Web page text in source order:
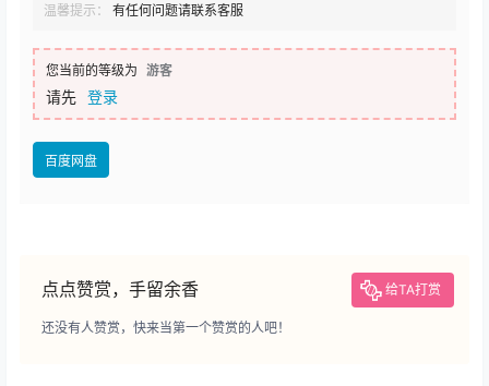
温馨提示：
有任何问题请联系客服
您当前的等级为 游客
请先 登录
百度网盘
点点赞赏，手留余香 给TA打赏
还没有人赞赏，快来当第一个赞赏的人吧！